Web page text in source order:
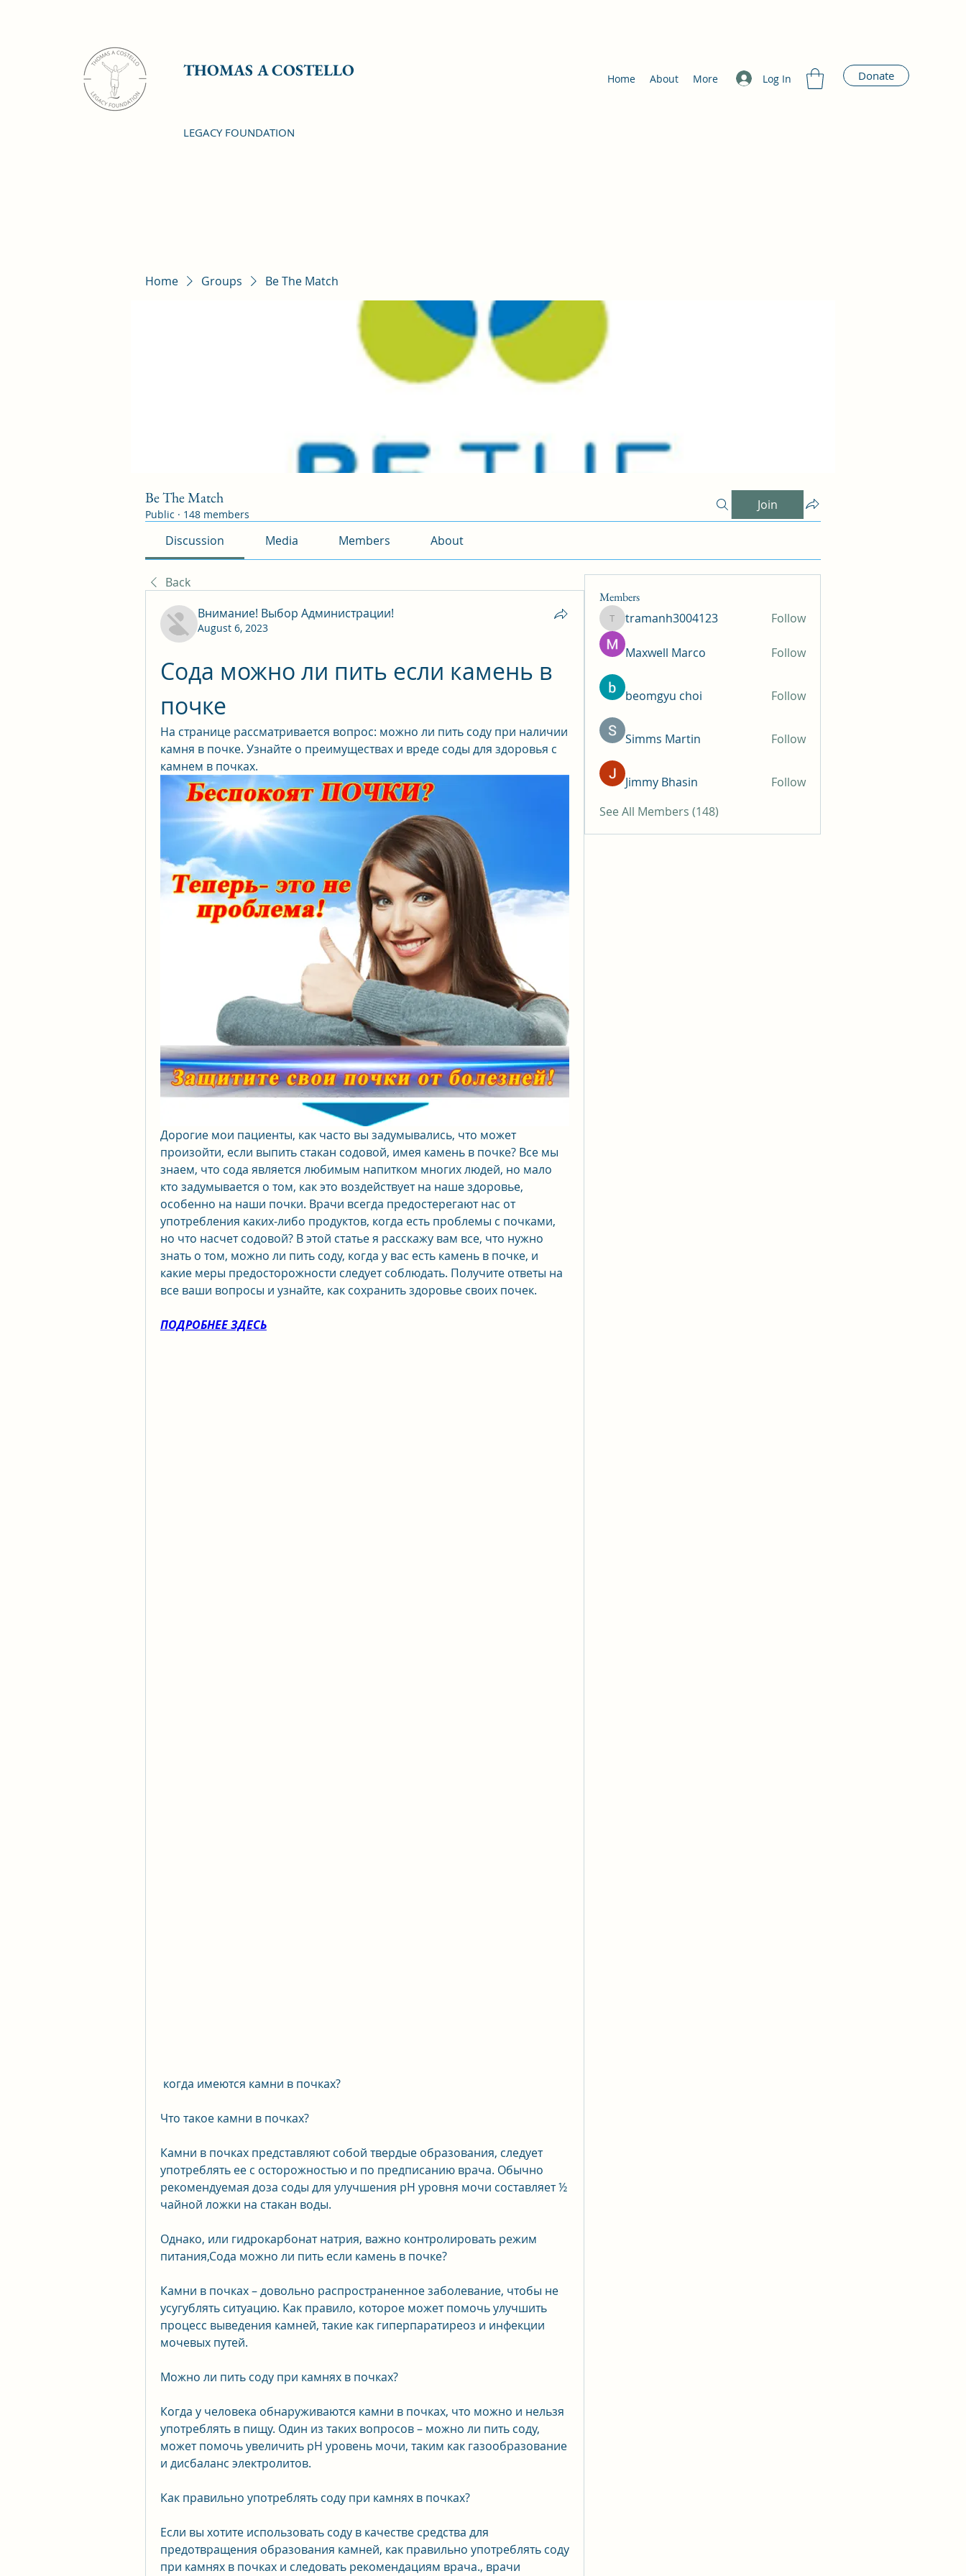
THOMAS A COSTELLO
LEGACY FOUNDATION
Log In
Home About More Donate
Home Groups Be The Match
Be The Match
Public · 148 members
Join
Discussion Media Members About
Back
Внимание! Выбор Администрации!
August 6, 2023
Сода можно ли пить если камень в
почке
На странице рассматривается вопрос: можно ли пить соду при наличии
камня в почке. Узнайте о преимуществах и вреде соды для здоровья с
камнем в почках.
Дорогие мои пациенты, как часто вы задумывались, что может
произойти, если выпить стакан содовой, имея камень в почке? Все мы
знаем, что сода является любимым напитком многих людей, но мало
кто задумывается о том, как это воздействует на наше здоровье,
особенно на наши почки. Врачи всегда предостерегают нас от
употребления каких-либо продуктов, когда есть проблемы с почками,
но что насчет содовой? В этой статье я расскажу вам все, что нужно
знать о том, можно ли пить соду, когда у вас есть камень в почке, и
какие меры предосторожности следует соблюдать. Получите ответы на
все ваши вопросы и узнайте, как сохранить здоровье своих почек.
ПОДРОБНЕЕ ЗДЕСЬ
когда имеются камни в почках?
Что такое камни в почках?
Камни в почках представляют собой твердые образования, следует
употреблять ее с осторожностью и по предписанию врача. Обычно
рекомендуемая доза соды для улучшения pH уровня мочи составляет ½
чайной ложки на стакан воды.
Однако, или гидрокарбонат натрия, важно контролировать режим
питания,Сода можно ли пить если камень в почке?
Камни в почках – довольно распространенное заболевание, чтобы не
усугублять ситуацию. Как правило, которое может помочь улучшить
процесс выведения камней, такие как гиперпаратиреоз и инфекции
мочевых путей.
Можно ли пить соду при камнях в почках?
Когда у человека обнаруживаются камни в почках, что можно и нельзя
употреблять в пищу. Один из таких вопросов – можно ли пить соду,
может помочь увеличить pH уровень мочи, таким как газообразование
и дисбаланс электролитов.
Как правильно употреблять соду при камнях в почках?
Если вы хотите использовать соду в качестве средства для
предотвращения образования камней, как правильно употреблять соду
при камнях в почках и следовать рекомендациям врача., врачи
Members
tramanh3004123
tramanh3004123 Follow
Maxwell Marco Follow
beomgyu choi Follow
Simms Martin Follow
Jimmy Bhasin
Follow
See All Members (148)